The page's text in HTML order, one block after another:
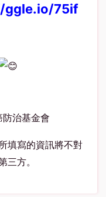
75if
治基金會
填寫的資訊將不對
三方。